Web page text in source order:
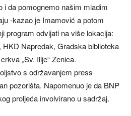
i da pomognemo našim mladim
-kazao je Imamović a potom
program odvijati na više lokacija:
HKD Napredak, Gradska biblioteka
„Sv. Ilije“ Zenica.
s održavanjem press
pozorišta. Napomenuo je da BNP
proljeća involvirano u sadržaj.